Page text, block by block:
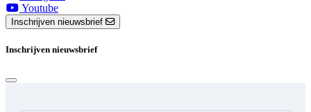
Youtube
Inschrijven nieuwsbrief
Inschrijven nieuwsbrief